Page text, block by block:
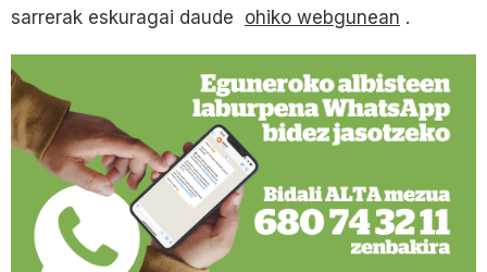
sarrerak eskuragai daude ohiko webgunean .